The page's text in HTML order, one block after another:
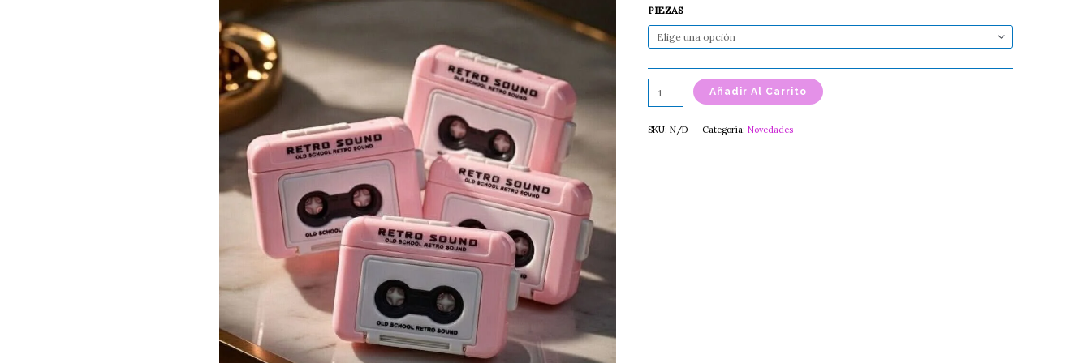
PIEZAS
Añadir Al Carrito
SKU:N/D Categoría:Novedades